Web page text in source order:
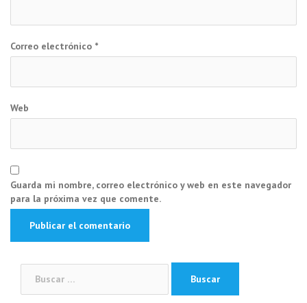
Correo electrónico *
Web
Guarda mi nombre, correo electrónico y web en este navegador
para la próxima vez que comente.